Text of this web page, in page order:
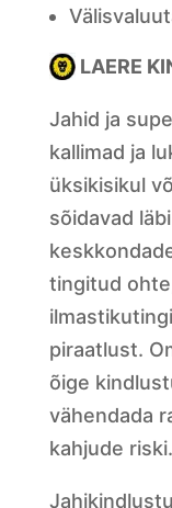
LAERE
Jahid ja
kallimad ja
üksikisikul
sõidavad
tingitud
piraatlust.
õige
vähendada
kahjude riski.